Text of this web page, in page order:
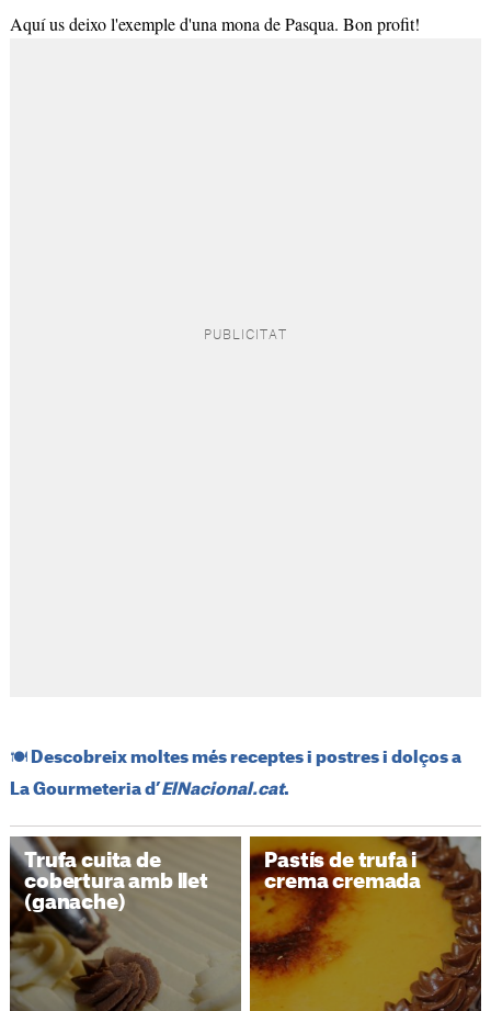
Aquí us deixo l'exemple d'una mona de Pasqua. Bon profit!
​🍽️​ Descobreix moltes més receptes i postres i dolços a
La Gourmeteria d’ElNacional.cat.
Trufa cuita de
cobertura amb llet
(ganache)
Pastís de trufa i
crema cremada